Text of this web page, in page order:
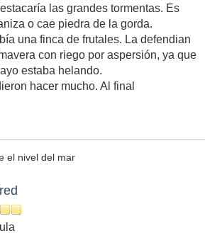
las grandes tormentas. Es
o cae piedra de la gorda.
una finca de frutales. La defendian
con riego por aspersión, ya que
estaba helando.
hacer mucho. Al final
el nivel del mar